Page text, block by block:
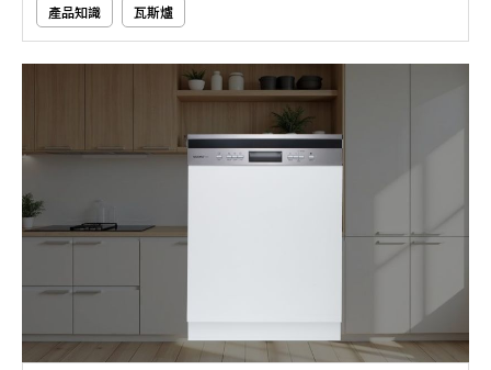
產品知識 瓦斯爐